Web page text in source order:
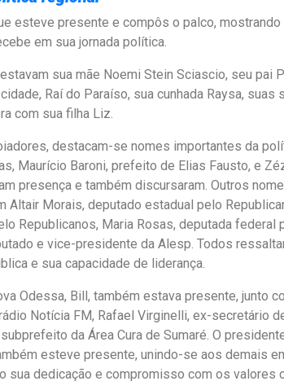
esteve presente e compôs o palco, mostrando
em sua jornada política.
sua mãe Noemi Stein Sciascio, seu pai
Raí do Paraíso, sua cunhada Raysa, suas
com sua filha Liz.
destacam-se nomes importantes da
Maurício Baroni, prefeito de Elias Fausto, e
presença e também discursaram. Outros
Altair Morais, deputado estadual pelo
Republicanos, Maria Rosas, deputada federal
e vice-presidente da Alesp. Todos
e sua capacidade de liderança.
Odessa, Bill, também estava presente, junto
Notícia FM, Rafael Virginelli, ex-secretário
da Área Cura de Sumaré. O
esteve presente, unindo-se aos demais
sua dedicação e compromisso com os valores